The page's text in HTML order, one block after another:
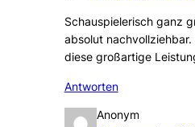
Schauspielerisch ganz
absolut
diese großartige
Antworten
Anonym